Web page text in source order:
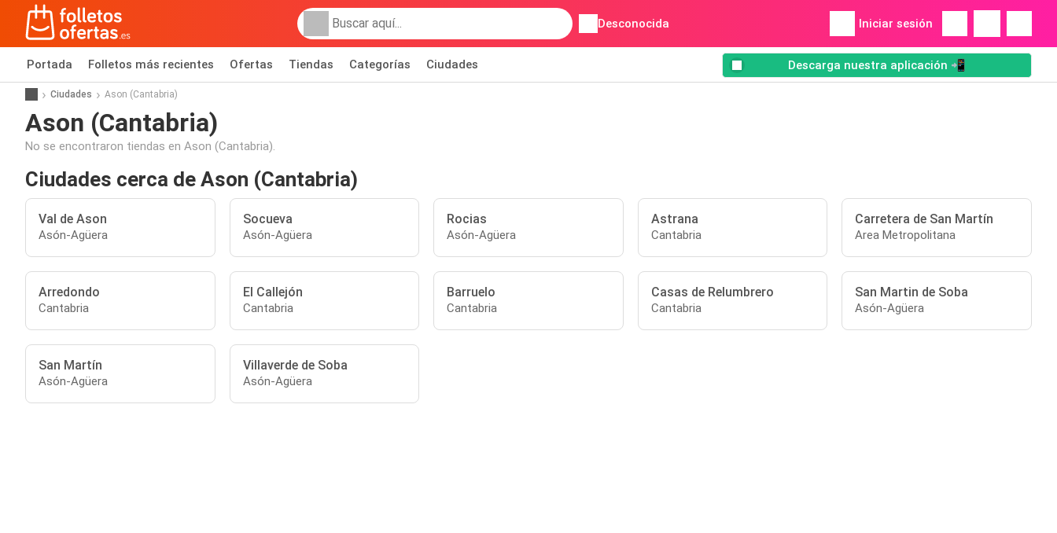
Desconocida Iniciar sesión
Portada Folletos más recientes Ofertas Tiendas Categorías Ciudades Descarga nuestra aplicación 📲
Ciudades Ason (Cantabria)
Ason (Cantabria)
No se encontraron tiendas en Ason (Cantabria).
Ciudades cerca de Ason (Cantabria)
Val de Ason
Asón-Agüera
Socueva
Asón-Agüera
Rocias
Asón-Agüera
Astrana
Cantabria
Carretera de San Martín
Area Metropolitana
Arredondo
Cantabria
El Callejón
Cantabria
Barruelo
Cantabria
Casas de Relumbrero
Cantabria
San Martin de Soba
Asón-Agüera
San Martín
Asón-Agüera
Villaverde de Soba
Asón-Agüera